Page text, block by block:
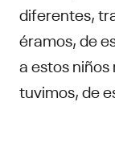
diferentes,
éramos, de
a estos
tuvimos, de